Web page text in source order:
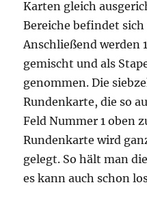
Karten gleich
Bereiche befindet
Anschließend werden
gemischt und als
genommen. Die
Rundenkarte, die so
Feld Nummer 1 oben
Rundenkarte wird
gelegt. So hält man
es kann auch schon